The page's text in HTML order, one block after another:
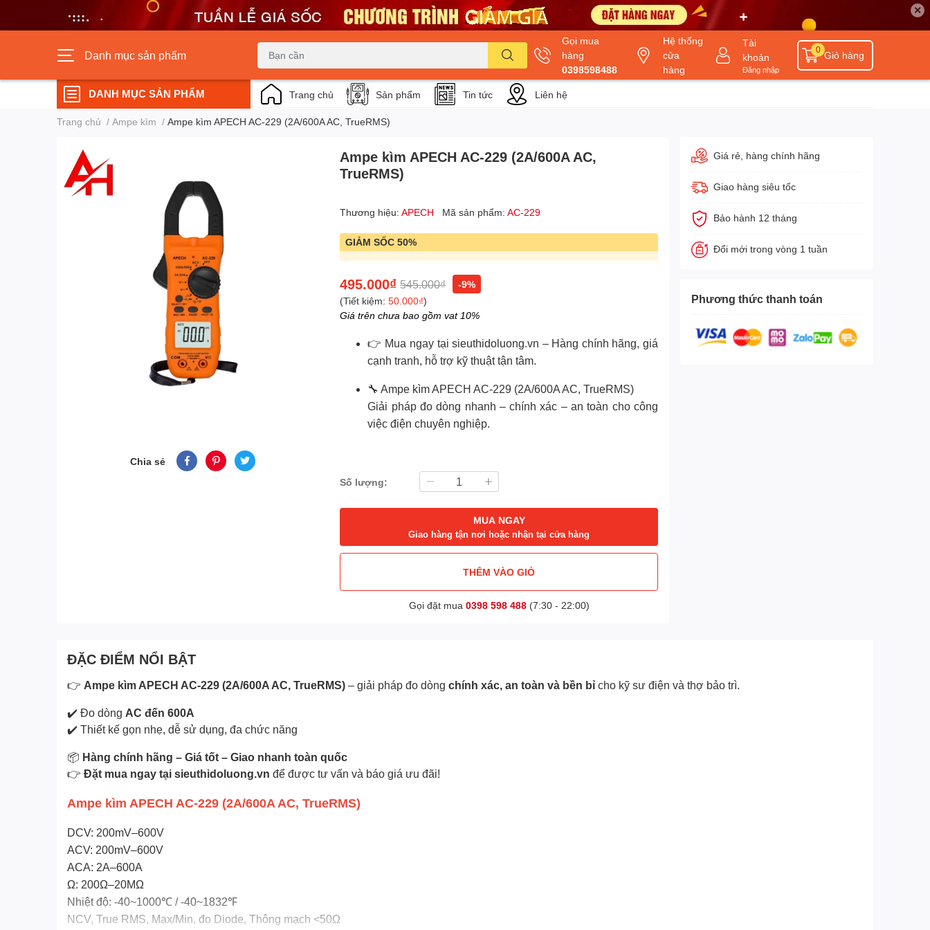
✕
Danh mục sản phẩm
Gọi mua
hàng
0398598488
Hệ thống
cửa
hàng
Tài
khoản
Đăng nhập
Giỏ hàng
0
DANH MỤC SẢN PHẨM Trang chủ Sản phẩm Tin tức Liên hệ
Trang chủ / Ampe kìm / Ampe kìm APECH AC-229 (2A/600A AC, TrueRMS)
Chia sẻ
Ampe kìm APECH AC-229 (2A/600A AC,
TrueRMS)
Thương hiệu:APECH Mã sản phẩm:AC-229
GIẢM SỐC 50%
495.000₫ 545.000₫
-9%
(Tiết kiệm:50.000₫)
Giá trên chưa bao gồm vat 10%
👉 Mua ngay tại sieuthidoluong.vn – Hàng chính hãng, giá
cạnh tranh, hỗ trợ kỹ thuật tận tâm.
🔧 Ampe kìm APECH AC-229 (2A/600A AC, TrueRMS)
Giải pháp đo dòng nhanh – chính xác – an toàn cho công
việc điện chuyên nghiệp.
Số lượng:
MUA NGAY
Giao hàng tận nơi hoặc nhận tại cửa hàng
THÊM VÀO GIỎ
Gọi đặt mua 0398 598 488(7:30 - 22:00)
Giá rẻ, hàng chính hãng
Giao hàng siêu tốc
Bảo hành 12 tháng
Đổi mới trong vòng 1 tuần
Phương thức thanh toán
ĐẶC ĐIỂM NỔI BẬT
👉 Ampe kìm APECH AC-229 (2A/600A AC, TrueRMS) – giải pháp đo dòng chính xác, an toàn và bền bỉ cho kỹ sư điện và thợ bảo trì.
✔️ Đo dòng AC đến 600A
✔️ Thiết kế gọn nhẹ, dễ sử dụng, đa chức năng
📦 Hàng chính hãng – Giá tốt – Giao nhanh toàn quốc
👉 Đặt mua ngay tại sieuthidoluong.vn để được tư vấn và báo giá ưu đãi!
Ampe kìm APECH AC-229 (2A/600A AC, TrueRMS)
DCV: 200mV–600V
ACV: 200mV–600V
ACA: 2A–600A
Ω: 200Ω–20MΩ
Nhiệt độ: -40~1000℃ / -40~1832℉
NCV, True RMS, Max/Min, đo Diode, Thông mạch <50Ω